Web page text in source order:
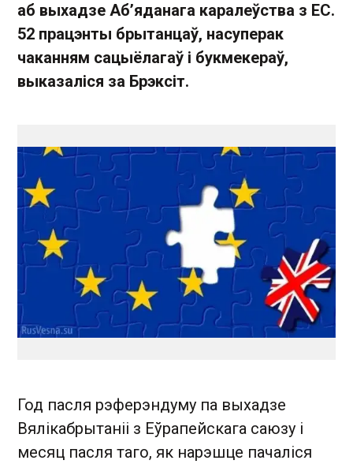
аб выхадзе Аб’яданага каралеўства з ЕС.
52 працэнты брытанцаў, насуперак
чаканням сацыёлагаў і букмекераў,
выказаліся за Брэксіт.
Год пасля рэферэндуму па выхадзе
Вялікабрытаніі з Еўрапейскага саюзу і
месяц пасля таго, як нарэшце пачаліся